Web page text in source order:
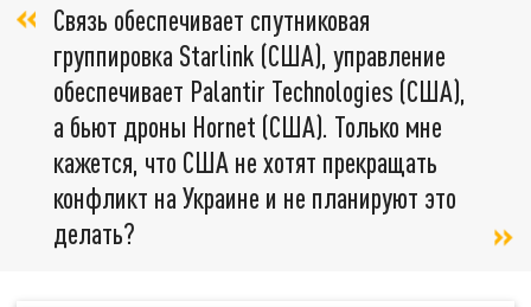
Связь обеспечивает спутниковая
группировка Starlink (США), управление
обеспечивает Palantir Technologies (США),
а бьют дроны Hornet (США). Только мне
кажется, что США не хотят прекращать
конфликт на Украине и не планируют это
делать?